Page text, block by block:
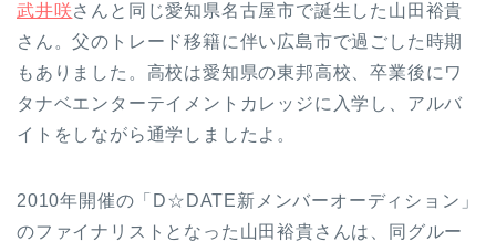
武井咲さんと同じ愛知県名古屋市で誕生した山田裕貴
さん。父のトレード移籍に伴い広島市で過ごした時期
もありました。高校は愛知県の東邦高校、卒業後にワ
タナベエンターテイメントカレッジに入学し、アルバ
イトをしながら通学しましたよ。
2010年開催の「D☆DATE新メンバーオーディション」
のファイナリストとなった山田裕貴さんは、同グルー